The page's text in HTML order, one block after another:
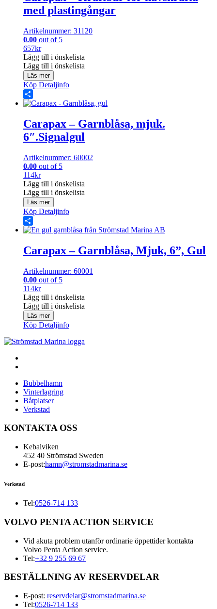
med plastingångar
Artikelnummer: 31120
0.00 out of 5
657kr
Lägg till i önskelista
Lägg till i önskelista
Läs mer
Köp Detaljinfo
Share
Carapax – Garnblåsa, mjuk.
6″.Signalgul
Artikelnummer: 60002
0.00 out of 5
114kr
Lägg till i önskelista
Lägg till i önskelista
Läs mer
Köp Detaljinfo
Share
Carapax – Garnblåsa, Mjuk, 6”, Gul
Artikelnummer: 60001
0.00 out of 5
114kr
Lägg till i önskelista
Lägg till i önskelista
Läs mer
Köp Detaljinfo
Bubbelhamn
Vinterlagring
Båtplatser
Verkstad
KONTAKTA OSS
Kebalviken
452 40 Strömstad Sweden
E-post:hamn@stromstadmarina.se
Verkstad
Tel:0526-714 133
VOLVO PENTA ACTION SERVICE
Vid akuta problem utanför ordinarie öppettider kontakta
Volvo Penta Action service.
Tel:+32 9 255 69 67
BESTÄLLNING AV RESERVDELAR
E-post: reservdelar@stromstadmarina.se
Tel:0526-714 133